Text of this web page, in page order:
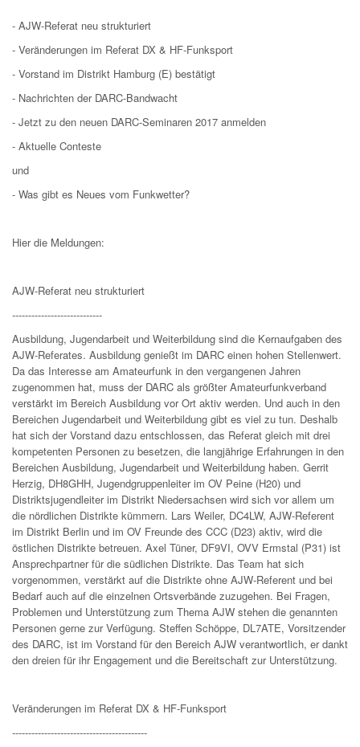
- AJW-Referat neu strukturiert
- Veränderungen im Referat DX & HF-Funksport
- Vorstand im Distrikt Hamburg (E) bestätigt
- Nachrichten der DARC-Bandwacht
- Jetzt zu den neuen DARC-Seminaren 2017 anmelden
- Aktuelle Conteste
und
- Was gibt es Neues vom Funkwetter?
Hier die Meldungen:
AJW-Referat neu strukturiert
----------------------------
Ausbildung, Jugendarbeit und Weiterbildung sind die Kernaufgaben des
AJW-Referates. Ausbildung genießt im DARC einen hohen Stellenwert.
Da das Interesse am Amateurfunk in den vergangenen Jahren
zugenommen hat, muss der DARC als größter Amateurfunkverband
verstärkt im Bereich Ausbildung vor Ort aktiv werden. Und auch in den
Bereichen Jugendarbeit und Weiterbildung gibt es viel zu tun. Deshalb
hat sich der Vorstand dazu entschlossen, das Referat gleich mit drei
kompetenten Personen zu besetzen, die langjährige Erfahrungen in den
Bereichen Ausbildung, Jugendarbeit und Weiterbildung haben. Gerrit
Herzig, DH8GHH, Jugendgruppenleiter im OV Peine (H20) und
Distriktsjugendleiter im Distrikt Niedersachsen wird sich vor allem um
die nördlichen Distrikte kümmern. Lars Weiler, DC4LW, AJW-Referent
im Distrikt Berlin und im OV Freunde des CCC (D23) aktiv, wird die
östlichen Distrikte betreuen. Axel Tüner, DF9VI, OVV Ermstal (P31) ist
Ansprechpartner für die südlichen Distrikte. Das Team hat sich
vorgenommen, verstärkt auf die Distrikte ohne AJW-Referent und bei
Bedarf auch auf die einzelnen Ortsverbände zuzugehen. Bei Fragen,
Problemen und Unterstützung zum Thema AJW stehen die genannten
Personen gerne zur Verfügung. Steffen Schöppe, DL7ATE, Vorsitzender
des DARC, ist im Vorstand für den Bereich AJW verantwortlich, er dankt
den dreien für ihr Engagement und die Bereitschaft zur Unterstützung.
Veränderungen im Referat DX & HF-Funksport
------------------------------------------